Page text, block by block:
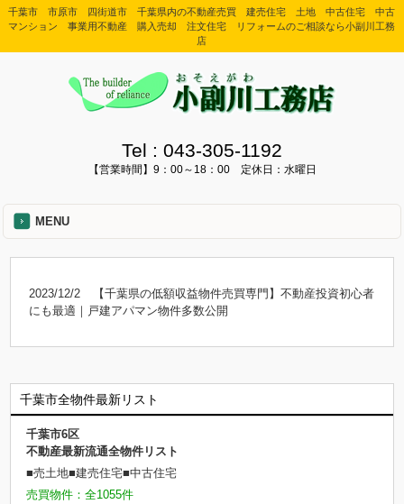
千葉市 市原市 四街道市 千葉県内の不動産売買 建売住宅 土地 中古住宅 中古
マンション 事業用不動産 購入売却 注文住宅 リフォームのご相談なら小副川工務
店
Tel : 043-305-1192
【営業時間】9：00～18：00 定休日：水曜日
MENU
2023/12/2
【千葉県の低額収益物件売買専門】不動産投資初心者
にも最適｜戸建アパマン物件多数公開
千葉市全物件最新リスト
千葉市6区
不動産最新流通全物件リスト
■売土地■建売住宅■中古住宅
売買物件：全1055件